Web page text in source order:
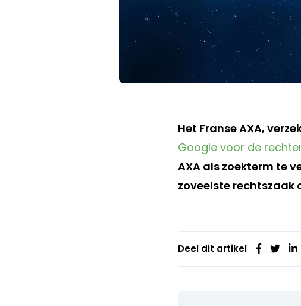
Het Franse AXA,
Google voor de
AXA als zoekterm te
zoveelste rechtszaak
Deel dit artikel